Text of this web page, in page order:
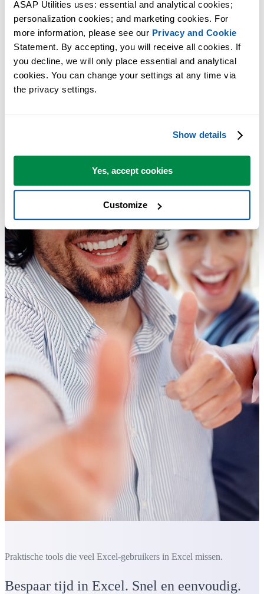
ASAP Utilities uses: essential and analytical cookies;
personalization cookies; and marketing cookies. For
more information, please see our Privacy and Cookie
Statement. By accepting, you will receive all cookies. If
you decline, we will only place essential and analytical
cookies. You can change your settings at any time via
the privacy settings.
Show details
Yes, accept cookies
Customize
Praktische tools die veel Excel-gebruikers in Excel missen.
Bespaar tijd in Excel. Snel en eenvoudig.